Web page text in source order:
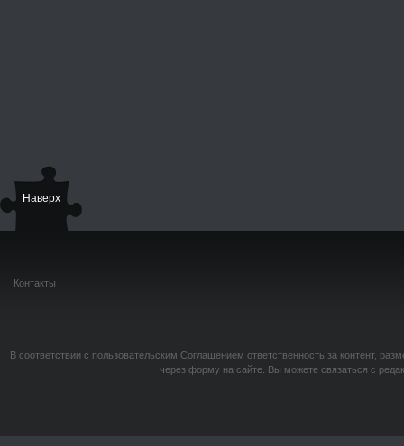
Наверх
Контакты
В соответствии с пользовательским Соглашением ответственность за контент,
через форму на сайте. Вы можете связаться с